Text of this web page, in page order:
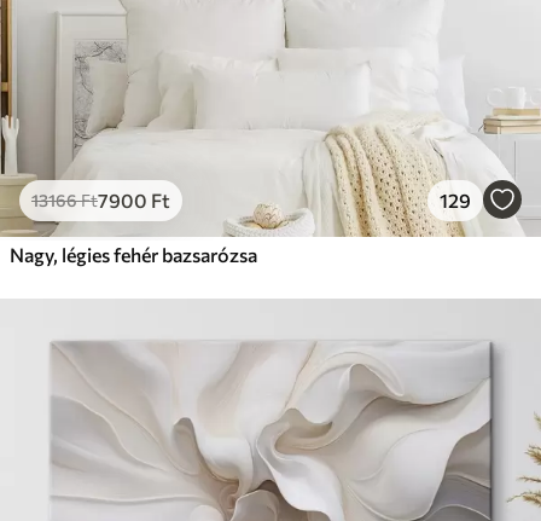
13166Ft7900 Ft 129
Nagy, légies fehér bazsarózsa